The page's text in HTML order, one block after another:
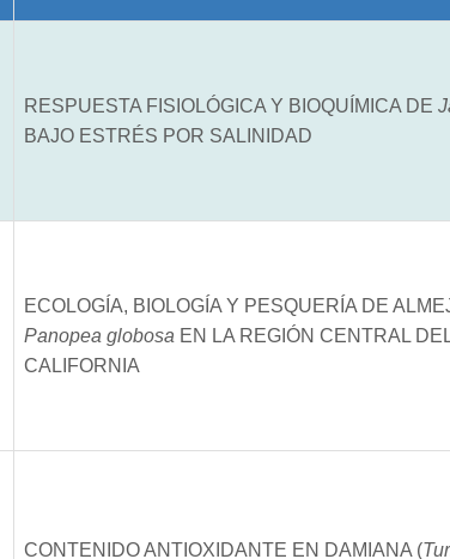
RESPUESTA FISIOLÓGICA Y BIOQUÍMICA DE
BAJO ESTRÉS POR SALINIDAD
ECOLOGÍA, BIOLOGÍA Y PESQUERÍA DE
Panopea globosa EN LA REGIÓN CENTRAL
CALIFORNIA
CONTENIDO ANTIOXIDANTE EN DAMIANA (